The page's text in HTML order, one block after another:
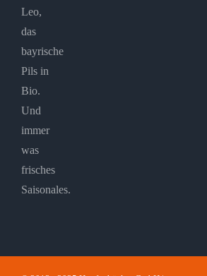
Leo,
das
bayrische
Pils in
Bio.
Und
immer
was
frisches
Saisonales.